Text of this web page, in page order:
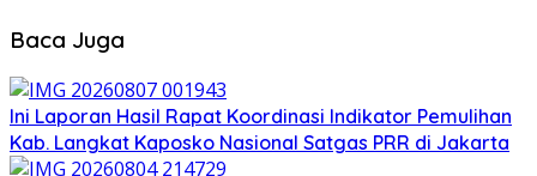
Baca Juga
Ini Laporan Hasil Rapat Koordinasi Indikator Pemulihan
Kab. Langkat Kaposko Nasional Satgas PRR di Jakarta